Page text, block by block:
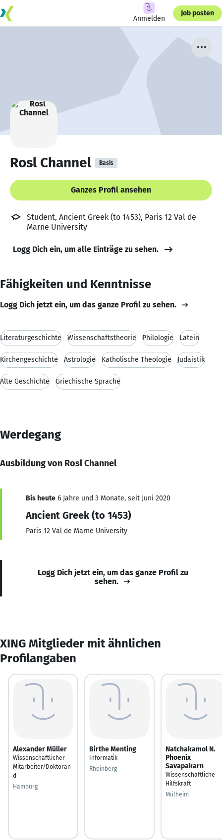
Anmelden
Job posten
Rosl Channel Basis
Ganzes Profil ansehen
Student, Ancient Greek (to 1453), Paris 12 Val de
Marne University
Logg Dich ein, um alle Einträge zu sehen.
Fähigkeiten und Kenntnisse
Logg Dich jetzt ein, um das ganze Profil zu sehen.
Literaturgeschichte Wissenschaftstheorie Philologie Latein
Kirchengeschichte Astrologie Katholische Theologie Judaistik
Alte Geschichte Griechische Sprache
Werdegang
Ausbildung von Rosl Channel
Bis heute 6 Jahre und 3 Monate, seit Juni 2020
Ancient Greek (to 1453)
Paris 12 Val de Marne University
Logg Dich jetzt ein, um das ganze Profil zu
sehen.
XING Mitglieder mit ähnlichen
Profilangaben
Alexander Müller
Wissenschaftlicher
Mitarbeiter/Doktoran
d
Hamburg
Birthe Menting
Informatik
Rheinberg
Natchakamol N.
Phoenix
Savapakarn
Wissenschaftliche
Hilfskraft
Mülheim